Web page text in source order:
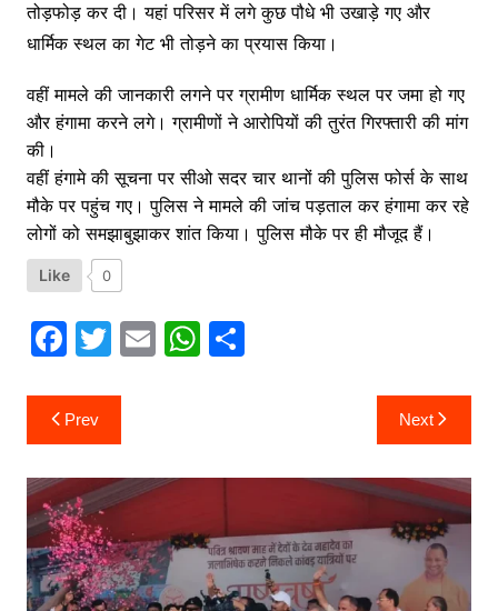
तोड़फोड़ कर दी। यहां परिसर में लगे कुछ पौधे भी उखाड़े गए और
धार्मिक स्थल का गेट भी तोड़ने का प्रयास किया।
वहीं मामले की जानकारी लगने पर ग्रामीण धार्मिक स्थल पर जमा हो गए
और हंगामा करने लगे। ग्रामीणों ने आरोपियों की तुरंत गिरफ्तारी की मांग
की।
वहीं हंगामे की सूचना पर सीओ सदर चार थानों की पुलिस फोर्स के साथ
मौके पर पहुंच गए। पुलिस ने मामले की जांच पड़ताल कर हंगामा कर रहे
लोगों को समझाबुझाकर शांत किया। पुलिस मौके पर ही मौजूद हैं।
Like 0
F
c
e
b
o
o
k
T
itt
er
E W
A
p
S
Post
navigation
Prev Next